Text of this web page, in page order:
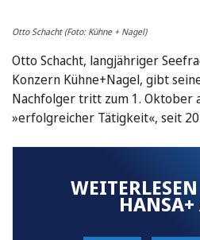
Otto Schacht (Foto: Kühne + Nagel)
Otto Schacht, langjähriger
Konzern Kühne+Nagel, gibt
Nachfolger tritt zum 1. Oktober
»erfolgreicher Tätigkeit«, seit
HANSA+